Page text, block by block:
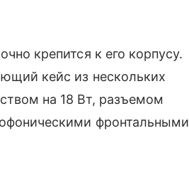
крепится к его корпусу.
кейс из нескольких
на 18 Вт, разъемом
фронтальными